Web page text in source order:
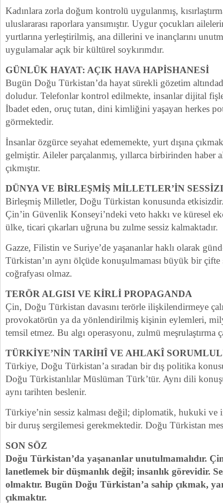
Kadınlara zorla doğum kontrolü uygulanmış,
uluslararası raporlara yansımıştır. Uygur çocukları
yurtlarına yerleştirilmiş, ana dillerini ve inançlarını
uygulamalar açık bir kültürel soykırımdır.
GÜNLÜK HAYAT: AÇIK HAVA HAPİSHANESİ
Bugün Doğu Türkistan’da hayat sürekli gözetim
doludur. Telefonlar kontrol edilmekte, insanlar dijital
İbadet eden, oruç tutan, dini kimliğini yaşayan herkes
görmektedir.
İnsanlar özgürce seyahat edememekte, yurt dışına
gelmiştir. Aileler parçalanmış, yıllarca birbirinden haber
çıkmıştır.
DÜNYA VE BİRLEŞMİŞ MİLLETLER’İN
Birleşmiş Milletler, Doğu Türkistan konusunda
Çin’in Güvenlik Konseyi’ndeki veto hakkı ve küresel
ülke, ticari çıkarları uğruna bu zulme sessiz kalmaktadır.
Gazze, Filistin ve Suriye’de yaşananlar haklı olarak
Türkistan’ın aynı ölçüde konuşulmaması büyük bir
coğrafyası olmaz.
TERÖR ALGISI VE KİRLİ PROPAGANDA
Çin, Doğu Türkistan davasını terörle ilişkilendirmeye
provokatörün ya da yönlendirilmiş kişinin eylemleri,
temsil etmez. Bu algı operasyonu, zulmü meşrulaştırma
TÜRKİYE’NİN TARİHÎ VE AHLAKÎ
Türkiye, Doğu Türkistan’a sıradan bir dış politika
Doğu Türkistanlılar Müslüman Türk’tür. Aynı dili
aynı tarihten beslenir.
Türkiye’nin sessiz kalması değil; diplomatik, hukuki ve
bir duruş sergilemesi gerekmektedir. Doğu Türkistan
SON SÖZ
Doğu Türkistan’da yaşananlar unutulmamalıdır.
lanetlemek bir düşmanlık değil; insanlık görevidir.
olmaktır. Bugün Doğu Türkistan’a sahip çıkmak,
çıkmaktır.